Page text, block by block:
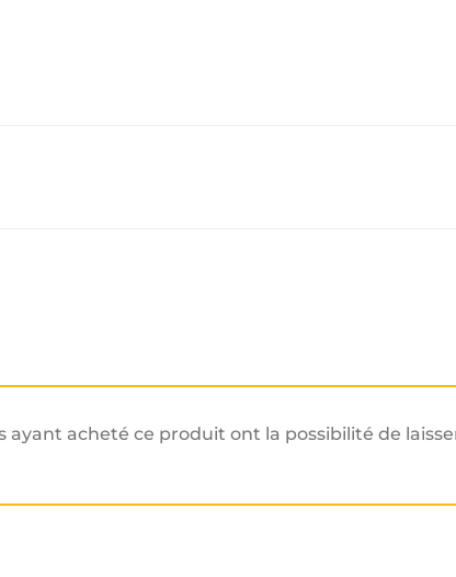
ayant acheté ce produit ont la possibilité de